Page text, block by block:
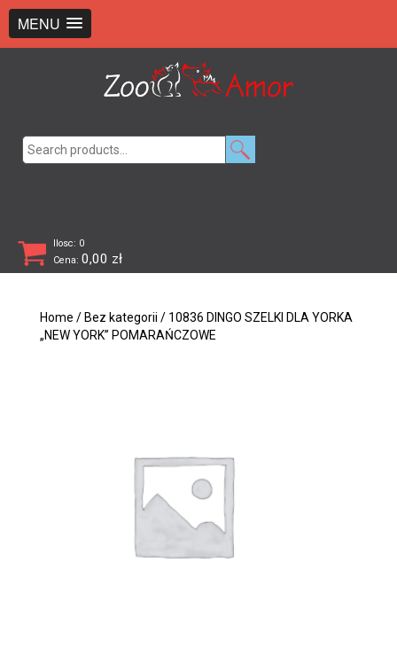
MENU
Ilosc: 0
Cena: 0,00 zł
Home / Bez kategorii / 10836 DINGO SZELKI DLA YORKA
„NEW YORK” POMARAŃCZOWE